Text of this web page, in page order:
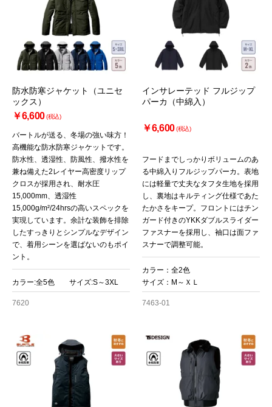
防水防寒ジャケット（ユニセ
ックス）
￥6,600(税込)
バートルが送る、冬場の強い味方！
高機能な防水防寒ジャケットです。
防水性、透湿性、防風性、撥水性を
兼ね備えた2レイヤー高密度リップ
クロスが採用され、耐水圧
15,000mm、透湿性
15,000g/m²/24hrsの高いスペックを
実現しています。余計な装飾を排除
したすっきりとシンプルなデザイン
で、着用シーンを選ばないのもポイ
ント。
カラー:全5色 サイズ:S～3XL
7620
インサレーテッド フルジップ
パーカ（中綿入）
￥6,600(税込)
フードまでしっかりボリュームのあ
る中綿入りフルジップパーカ。表地
には軽量で丈夫なタフタ生地を採用
し、裏地はキルティング仕様であた
たかさをキープ。フロントにはチン
ガード付きのYKKダブルスライダー
ファスナーを採用し、袖口は面ファ
スナーで調整可能。
カラー：全2色
サイズ：M～ＸＬ
7463-01